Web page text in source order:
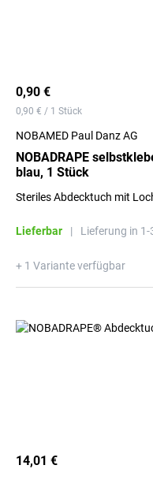
0,90 €
0,90 € / 1 Stück
NOBAMED Paul Danz AG
NOBADRAPE
blau, 1 Stück
Steriles Abdecktuch mit
Lieferbar | Lieferung in 1-
+ 1 Variante verfügbar
14,01 €